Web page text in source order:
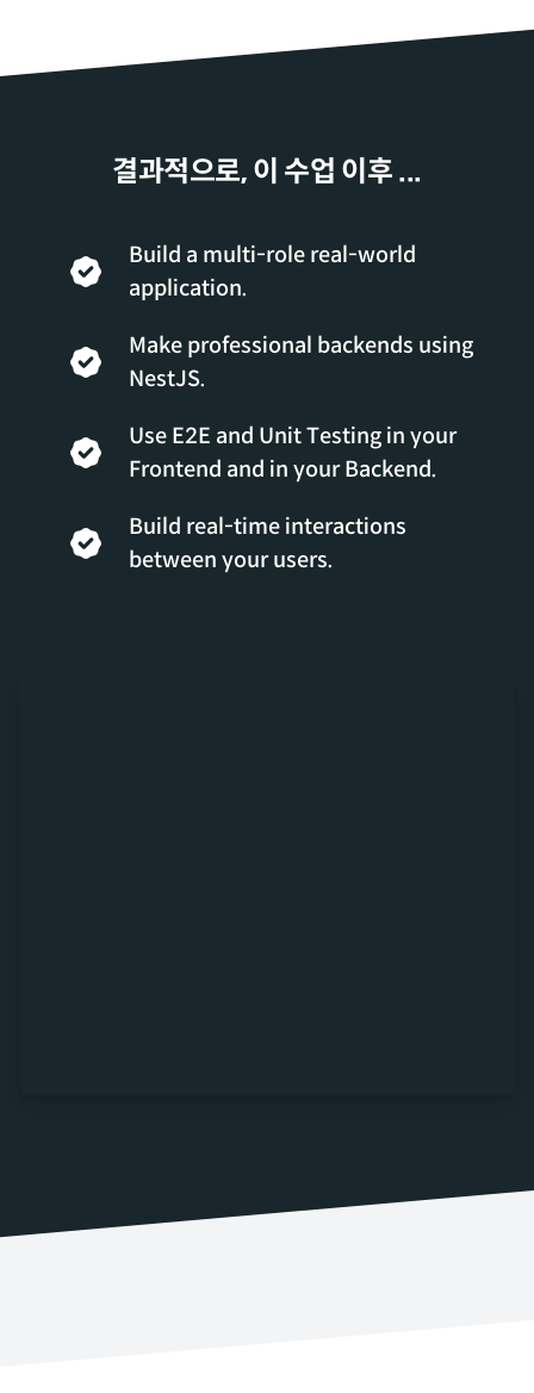
결과적으로, 이 수업 이후 ...
Build a multi-role real-world
application.
Make professional backends using
NestJS.
Use E2E and Unit Testing in your
Frontend and in your Backend.
Build real-time interactions
between your users.